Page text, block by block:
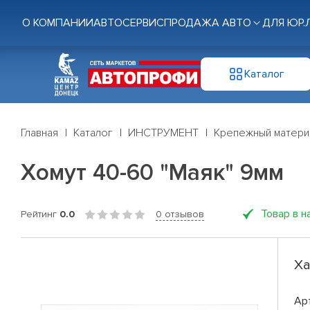
О КОМПАНИИАВТОСЕРВИСПРОДАЖА АВТО ДЛЯ
Каталог
Главная Каталог ИНСТРУМЕНТ Крепежный
Хомут 40-60 "Маяк" 9мм
Рейтинг 0.0 0 отзывов Товар в